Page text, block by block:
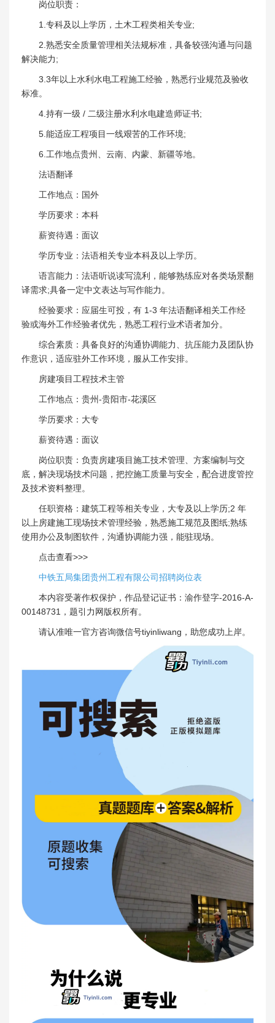
岗位职责：
1.专科及以上学历，土木工程类相关专业;
2.熟悉安全质量管理相关法规标准，具备较强沟通与问题
解决能力;
3.3年以上水利水电工程施工经验，熟悉行业规范及验收
标准。
4.持有一级 / 二级注册水利水电建造师证书;
5.能适应工程项目一线艰苦的工作环境;
6.工作地点贵州、云南、内蒙、新疆等地。
法语翻译
工作地点：国外
学历要求：本科
薪资待遇：面议
学历专业：法语相关专业本科及以上学历。
语言能力：法语听说读写流利，能够熟练应对各类场景翻
译需求;具备一定中文表达与写作能力。
经验要求：应届生可投，有 1-3 年法语翻译相关工作经
验或海外工作经验者优先，熟悉工程行业术语者加分。
综合素质：具备良好的沟通协调能力、抗压能力及团队协
作意识，适应驻外工作环境，服从工作安排。
房建项目工程技术主管
工作地点：贵州-贵阳市-花溪区
学历要求：大专
薪资待遇：面议
岗位职责：负责房建项目施工技术管理、方案编制与交
底，解决现场技术问题，把控施工质量与安全，配合进度管控
及技术资料整理。
任职资格：建筑工程等相关专业，大专及以上学历;2 年
以上房建施工现场技术管理经验，熟悉施工规范及图纸;熟练
使用办公及制图软件，沟通协调能力强，能驻现场。
点击查看>>>
中铁五局集团贵州工程有限公司招聘岗位表
本内容受著作权保护，作品登记证书：渝作登字-2016-A-
00148731，题引力网版权所有。
请认准唯一官方咨询微信号tiyinliwang，助您成功上岸。